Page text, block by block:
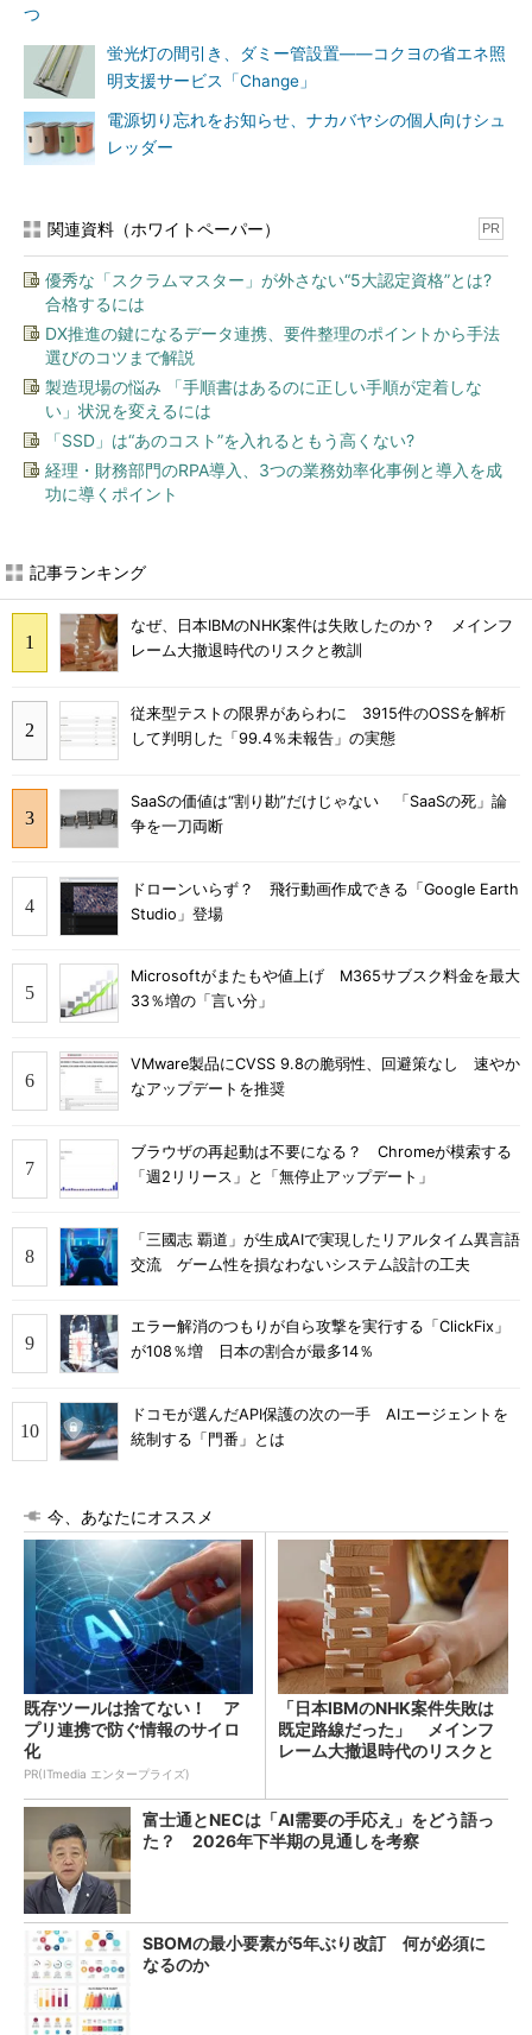
つ
蛍光灯の間引き、ダミー管設置――コクヨの省エネ照
明支援サービス「Change」
電源切り忘れをお知らせ、ナカバヤシの個人向けシュ
レッダー
関連資料（ホワイトペーパー） PR
優秀な「スクラムマスター」が外さない“5大認定資格”とは?
合格するには
DX推進の鍵になるデータ連携、要件整理のポイントから手法
選びのコツまで解説
製造現場の悩み 「手順書はあるのに正しい手順が定着しな
い」状況を変えるには
「SSD」は“あのコスト”を入れるともう高くない?
経理・財務部門のRPA導入、3つの業務効率化事例と導入を成
功に導くポイント
記事ランキング
なぜ、日本IBMのNHK案件は失敗したのか？ メインフ
レーム大撤退時代のリスクと教訓
従来型テストの限界があらわに 3915件のOSSを解析
して判明した「99.4％未報告」の実態
SaaSの価値は“割り勘”だけじゃない 「SaaSの死」論
争を一刀両断
ドローンいらず？ 飛行動画作成できる「Google Earth
Studio」登場
Microsoftがまたもや値上げ M365サブスク料金を最大
33％増の「言い分」
VMware製品にCVSS 9.8の脆弱性、回避策なし 速やか
なアップデートを推奨
ブラウザの再起動は不要になる？ Chromeが模索する
「週2リリース」と「無停止アップデート」
「三國志 覇道」が生成AIで実現したリアルタイム異言語
交流 ゲーム性を損なわないシステム設計の工夫
エラー解消のつもりが自ら攻撃を実行する「ClickFix」
が108％増 日本の割合が最多14％
ドコモが選んだAPI保護の次の一手 AIエージェントを
統制する「門番」とは
今、あなたにオススメ
既存ツールは捨てない！ ア
プリ連携で防ぐ情報のサイロ
化
PR(ITmedia エンタープライズ)
「日本IBMのNHK案件失敗は
既定路線だった」 メインフ
レーム大撤退時代のリスクと
富士通とNECは「AI需要の手応え」をどう語っ
た？ 2026年下半期の見通しを考察
SBOMの最小要素が5年ぶり改訂 何が必須に
なるのか